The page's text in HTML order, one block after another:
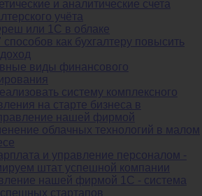
и аналитические счета
учёта
или 1С в облаке
способов как бухгалтеру повысить
виды финансового
систему комплексного
на старте бизнеса в
нашей фирмой
облачных технологий в малом
и управление персоналом -
штат успешной компании
нашей фирмой 1C - система
стартапов